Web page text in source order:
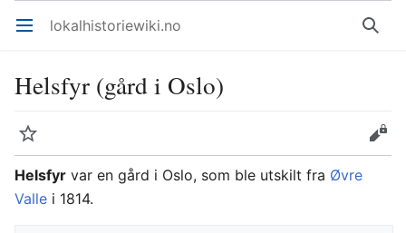
Åpne hovedmenyen lokalhistoriewiki.no Søk
Helsfyr (gård i Oslo)
Overvåk
Rediger
Helsfyr var en gård i Oslo, som ble utskilt fra Øvre
Valle i 1814.